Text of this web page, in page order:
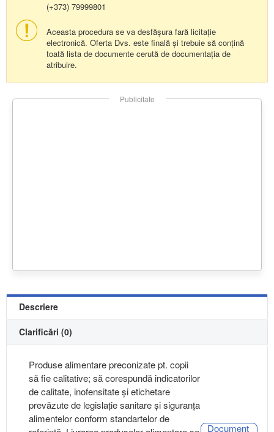
(+373) 79999801
Aceasta procedura se va desfășura fară licitație
electronică. Oferta Dvs. este finală și trebuie să conțină
toată lista de documente cerută de documentația de
atribuire.
Publicitate
Descriere
Clarificări (0)
Produse alimentare preconizate pt. copii
să fie calitative; să corespundă indicatorilor
de calitate, inofensitate și etichetare
prevăzute de legislație sanitare și siguranța
alimentelor conform standartelor de
Document